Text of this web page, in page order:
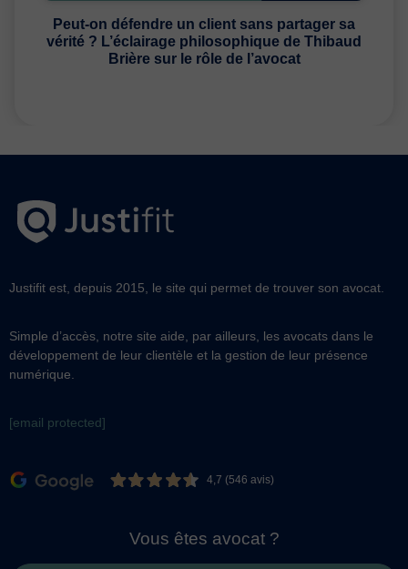
Peut-on défendre un client sans partager sa
vérité ? L’éclairage philosophique de Thibaud
Brière sur le rôle de l’avocat
Justifit est, depuis 2015, le site qui permet de trouver son avocat.
Simple d’accès, notre site aide, par ailleurs, les avocats dans le
développement de leur clientèle et la gestion de leur présence
numérique.
[email protected]
4,7 (546 avis)
Vous êtes avocat ?